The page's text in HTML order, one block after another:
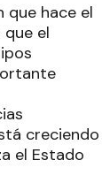
que hace el
el
creciendo
el Estado